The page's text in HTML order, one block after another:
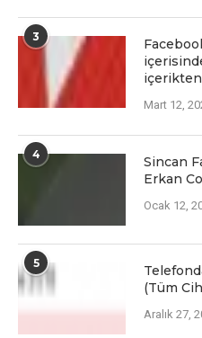
3
Mart 12,
4
Sincan
Erkan
Ocak 12,
5
(Tüm
Aralık 27,